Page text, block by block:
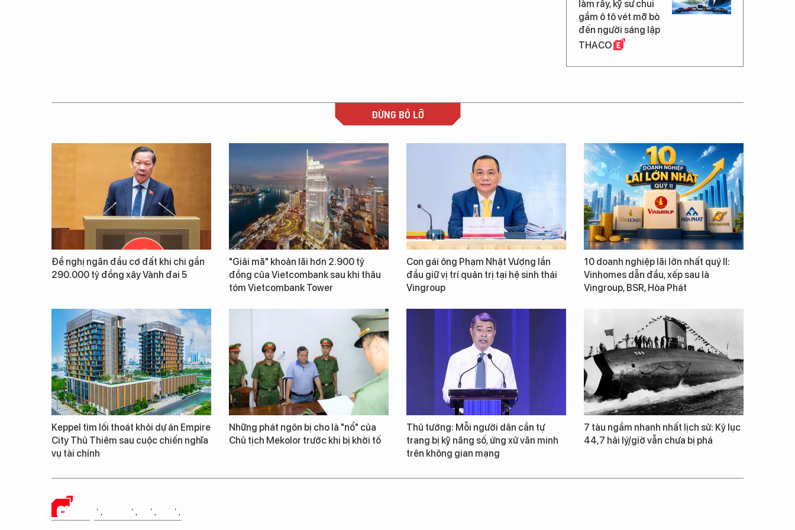
làm rẫy, kỹ sư chui
gầm ô tô vét mỡ bò
đến người sáng lập
THACO
ĐỪNG BỎ LỠ
Đề nghị ngăn đầu cơ đất khi chi gần
290.000 tỷ đồng xây Vành đai 5
"Giải mã" khoản lãi hơn 2.900 tỷ
đồng của Vietcombank sau khi thâu
tóm Vietcombank Tower
Con gái ông Phạm Nhật Vượng lần
đầu giữ vị trí quản trị tại hệ sinh thái
Vingroup
10 doanh nghiệp lãi lớn nhất quý II:
Vinhomes dẫn đầu, xếp sau là
Vingroup, BSR, Hòa Phát
Keppel tìm lối thoát khỏi dự án Empire
City Thủ Thiêm sau cuộc chiến nghĩa
vụ tài chính
Những phát ngôn bị cho là "nổ" của
Chủ tịch Mekolor trước khi bị khởi tố
Thủ tướng: Mỗi người dân cần tự
trang bị kỹ năng số, ứng xử văn minh
trên không gian mạng
7 tàu ngầm nhanh nhất lịch sử: Kỷ lục
44,7 hải lý/giờ vẫn chưa bị phá
CHUYỆN DOANH NHÂN